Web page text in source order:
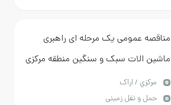
مناقصه عمومی یک مرحله ای راهبری
ماشین الات سبک و سنگین منطقه مرکزی
مركزي / اراک
حمل و نقل زمینی